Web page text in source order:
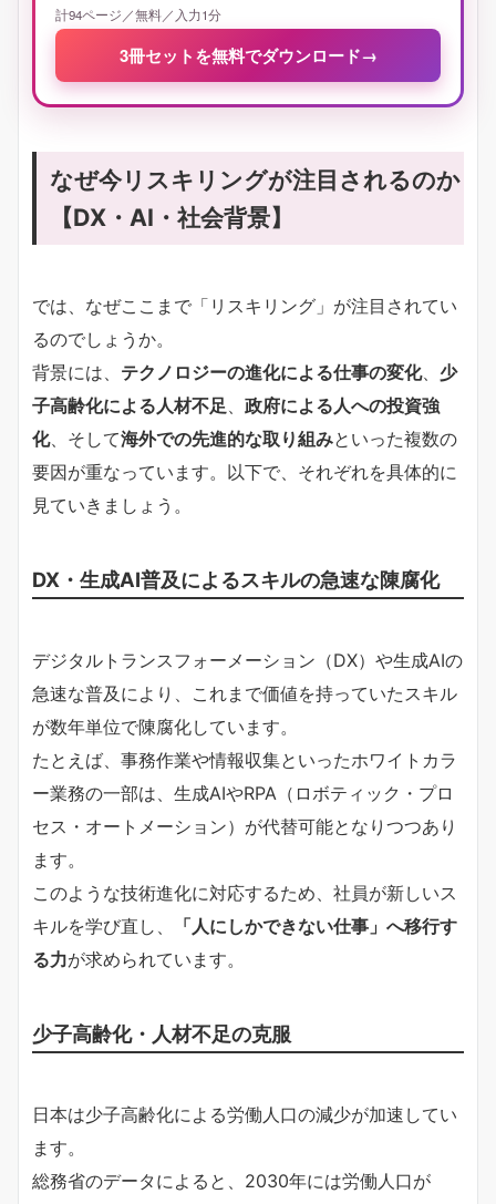
計94ページ／無料／入力1分
3冊セットを無料でダウンロード→
なぜ今リスキリングが注目されるのか
【DX・AI・社会背景】
では、なぜここまで「リスキリング」が注目されてい
るのでしょうか。
背景には、 テクノロジーの進化による仕事の変化、 少
子高齢化による人材不足
政府による人への投資強
化、そして海外での先進的な取り組みといった複数の
要因が重なっています。以下で、それぞれを具体的に
見ていきましょう。
DX・生成AI普及によるスキルの急速な陳腐化
デジタルトランスフォーメーション（DX）や生成AIの
急速な普及により、これまで価値を持っていたスキル
が数年単位で陳腐化しています。
たとえば、事務作業や情報収集といったホワイトカラ
ー業務の一部は、生成AIやRPA（ロボティック・プロ
セス・オートメーション）が代替可能となりつつあり
ます。
このような技術進化に対応するため、社員が新しいス
キルを学び直し、
「人にしかできない仕事」へ移行す
る力が求められています。
少子高齢化・人材不足の克服
日本は少子高齢化による労働人口の減少が加速してい
ます。
総務省のデータによると、2030年には労働人口が